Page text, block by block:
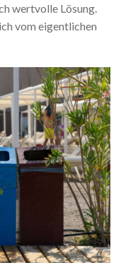
wertvolle Lösung.
vom eigentlichen